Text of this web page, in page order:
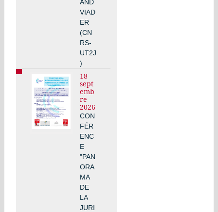
AND
VIAD
ER
(CN
RS-
UT2J
)
18
sept
emb
re
2026
CON
FÉR
ENC
E
"PAN
ORA
MA
DE
LA
JURI